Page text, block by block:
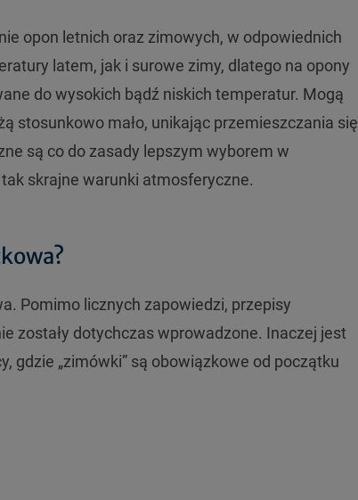
opon letnich oraz zimowych, w odpowiednich
latem, jak i surowe zimy, dlatego na opony
do wysokich bądź niskich temperatur. Mogą
stosunkowo mało, unikając przemieszczania się
są co do zasady lepszym wyborem w
skrajne warunki atmosferyczne.
Pomimo licznych zapowiedzi, przepisy
zostały dotychczas wprowadzone. Inaczej jest
gdzie „zimówki” są obowiązkowe od początku